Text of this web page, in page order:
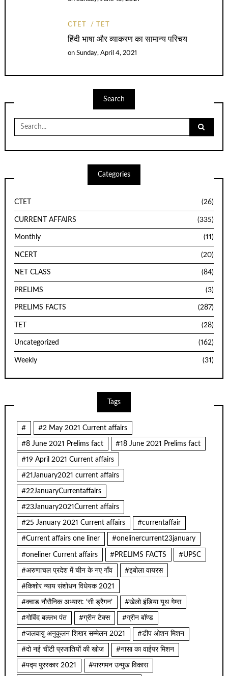
CTET TET
हिंदी भाषा और व्याकरण का सामान्य परिचय
onSunday, April 4, 2021
Search
Search
for:
Categories
CTET (26)
CURRENT AFFAIRS (335)
Monthly (11)
NCERT (20)
NET CLASS (84)
PRELIMS (3)
PRELIMS FACTS (287)
TET (28)
Uncategorized (162)
Weekly (31)
Tags
# #2 May 2021 Current affairs
#8 June 2021 Prelims fact #18 June 2021 Prelims fact
#19 April 2021 Current affairs
#21January2021 current affairs
#22JanuaryCurrentaffairs
#23January2021Current affairs
#25 January 2021 Current affairs #currentaffair
#Current affairs one liner #onelinercurrent23january
#oneliner Current affairs #PRELIMS FACTS #UPSC
#अरुणाचल प्रदेश में चीन के नए गाँव #इबोला वायरस
#किशोर न्याय संशोधन विधेयक 2021
#क्वाड नौसैनिक अभ्यास: ‘सी ड्रैगन’ #खेलो इंडिया यूथ गेम्स
#गोविंद बल्लभ पंत #ग्रीन टैक्स #ग्रीन बॉण्ड
#जलवायु अनुकूलन शिखर सम्मेलन 2021 #डीप ओशन मिशन
#दो नई चींटी प्रजातियों की खोज #नासा का वाईपर मिशन
#पद्म पुरस्कार 2021 #पारगमन उन्मुख विकास